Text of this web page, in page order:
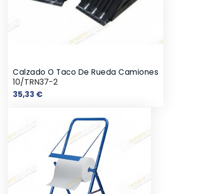
Calzado O Taco De Rueda Camiones
10/TRN37-2
35,33 €Precio